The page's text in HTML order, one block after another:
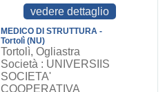
vedere dettaglio
MEDICO DI STRUTTURA -
Tortolì (NU)
Tortolì, Ogliastra
Società : UNIVERSIIS
SOCIETA'
COOPERATIVA